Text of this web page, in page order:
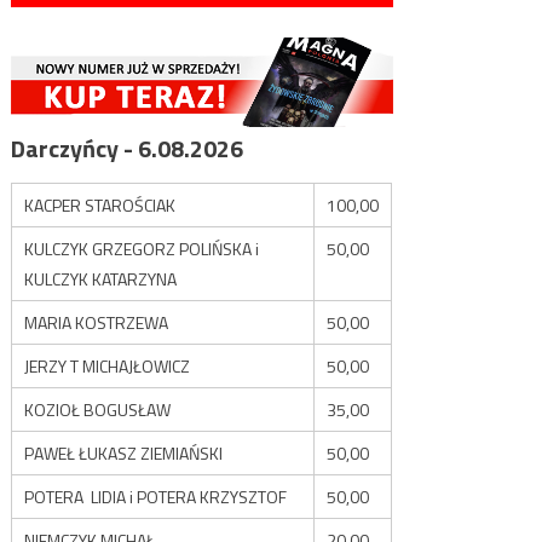
Darczyńcy - 6.08.2026
KACPER STAROŚCIAK
100,00
KULCZYK GRZEGORZ POLIŃSKA i
KULCZYK KATARZYNA
50,00
MARIA KOSTRZEWA
50,00
JERZY T MICHAJŁOWICZ
50,00
KOZIOŁ BOGUSŁAW
35,00
PAWEŁ ŁUKASZ ZIEMIAŃSKI
50,00
POTERA LIDIA i POTERA KRZYSZTOF
50,00